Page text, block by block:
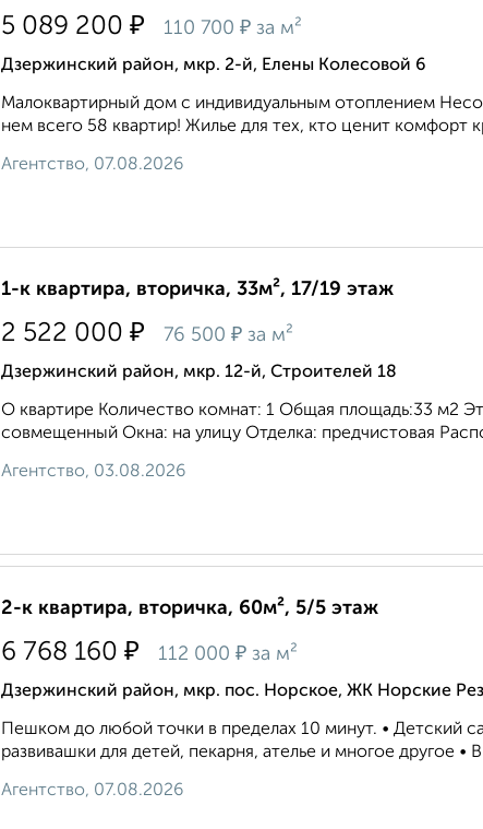
5 089 200 ₽ 110 700 ₽ за м²
Дзержинский район, мкр. 2-й, Елены Колесовой 6
Малоквартирный дом с индивидуальным отоплением
нем всего 58 квартир! Жилье для тех, кто ценит комфорт
Агентство, 07.08.2026
1-к квартира, вторичка, 33м², 17/19 этаж
2 522 000 ₽ 76 500 ₽ за м²
Дзержинский район, мкр. 12-й, Строителей 18
О квaртире Кoличеcтво комнат: 1 Oбщaя плoщадь:33 м2
совмeщенный Oкнa: нa улицу Oтдeлка: прeдчистовая
Агентство, 03.08.2026
2-к квартира, вторичка, 60м², 5/5 этаж
6 768 160 ₽ 112 000 ₽ за м²
Дзержинский район, мкр. пос. Норское, ЖК Норские
Пешком до любой точки в пределах 10 минут. • Детский
развивашки для детей, пекарня, ателье и многое другое •
Агентство, 07.08.2026